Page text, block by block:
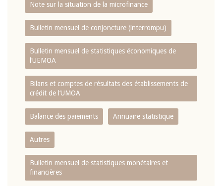
Note sur la situation de la microfinance
Bulletin mensuel de conjoncture (interrompu)
Bulletin mensuel de statistiques économiques de
l‘UEMOA
Bilans et comptes de résultats des établissements de
crédit de l‘UMOA
Balance des paiements Annuaire statistique
Autres
Bulletin mensuel de statistiques monétaires et
financières